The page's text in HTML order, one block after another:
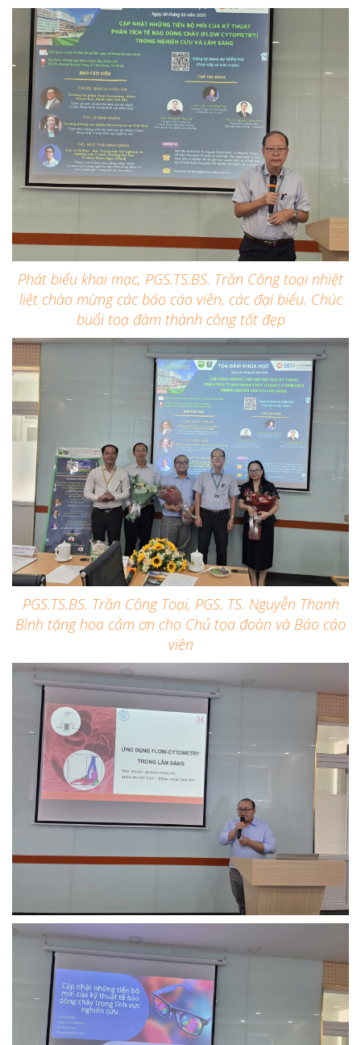
Phát biểu khai mạc, PGS.TS.BS. Trần Công toại nhiệt
liệt chào mừng các báo cáo viên, các đại biểu. Chúc
buổi toạ đàm thành công tốt đẹp
PGS.TS.BS. Trần Công Toại, PGS. TS. Nguyễn Thanh
Bình tặng hoa cảm ơn cho Chủ tọa đoàn và Báo cáo
viên